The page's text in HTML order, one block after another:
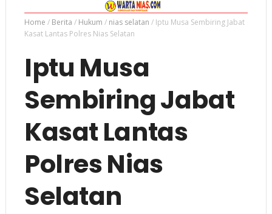
Home / Berita / Hukum / nias selatan / Iptu Musa Sembiring Jabat
Kasat Lantas Polres Nias Selatan
Iptu Musa
Sembiring Jabat
Kasat Lantas
Polres Nias
Selatan